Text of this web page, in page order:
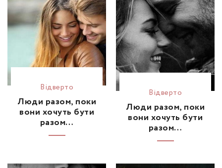
Відвертo
Люди разом, поки
вони хочуть бути
разом…
Відвертo
Люди разом, поки
вони хочуть бути
разом…